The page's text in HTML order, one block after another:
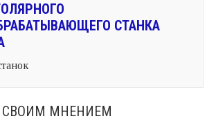
СТАНКА
СВОИМ МНЕНИЕМ